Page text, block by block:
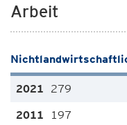
Arbeit
279
197